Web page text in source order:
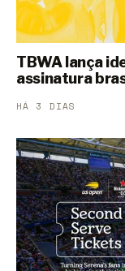
TBWA lança
assinatura
HÁ 3 DIAS